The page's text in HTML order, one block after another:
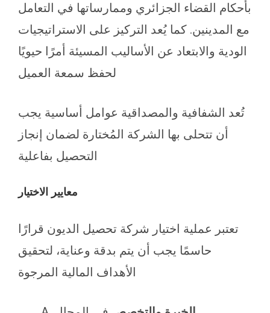
بأحكام القضاء الجزائري وممارساتها في التعامل
مع المدينين. كما يُعد التركيز على الاستراتيجيات
الودية والابتعاد عن الأساليب المسيئة أمرًا حيويًا
لحفظ سمعة العميل
تُعد الشفافية والمصداقية عوامل أساسية يجب
أن تتحلى بها الشركة المُختارة لضمان إنجاز
التحصيل بفاعلية
معايير الاختيار
تعتبر عملية اختيار شركة تحصيل الديون قرارًا
حاسمًا يجب أن يتم بدقة وعناية، لتحقيق
الأهداف المالية المرجوة